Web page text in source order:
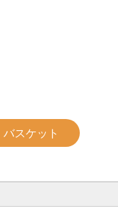
バスケット